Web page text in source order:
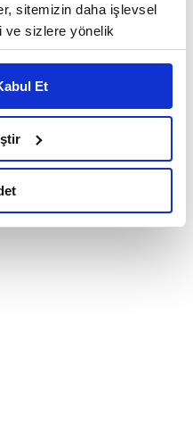
sitemizin daha işlevsel
ve sizlere yönelik
yapılması, amaçlarıyla
paneli vasıtasıyla
detaylı bilgi için
Bilgilendirme
Et